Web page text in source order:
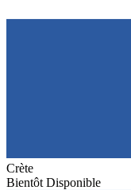
Crète
Bientôt Disponible